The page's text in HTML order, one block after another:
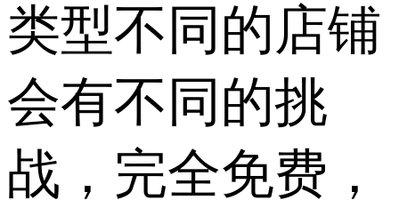
类型不同的店铺
会有不同的挑
战，完全免费，